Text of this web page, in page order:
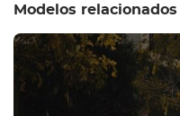
Modelos relacionados